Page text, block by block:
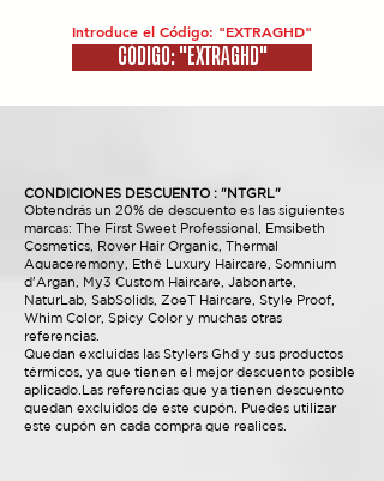
Introduce el Código: "EXTRAGHD"
CÓDIGO: "EXTRAGHD"
CONDICIONES DESCUENTO : "NTGRL"
Obtendrás un 20% de descuento es las siguientes
marcas: The First Sweet Professional, Emsibeth
Cosmetics, Rover Hair Organic, Thermal
Aquaceremony, Ethé Luxury Haircare, Somnium
d'Argan, My3 Custom Haircare, Jabonarte,
NaturLab, SabSolids, ZoeT Haircare, Style Proof,
Whim Color, Spicy Color y muchas otras
referencias.
Quedan excluidas las Stylers Ghd y sus productos
térmicos, ya que tienen el mejor descuento posible
aplicado.Las referencias que ya tienen descuento
quedan excluidos de este cupón. Puedes utilizar
este cupón en cada compra que realices.